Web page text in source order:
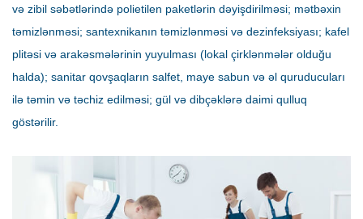
və zibil səbətlərində polietilen paketlərin dəyişdirilməsi; mətbəxin
təmizlənməsi; santexnikanın təmizlənməsi və dezinfeksiyası; kafel
plitəsi və arakəsmələrinin yuyulması (lokal çirklənmələr olduğu
halda); sanitar qovşaqların salfet, maye sabun və əl quruducuları
ilə təmin və təchiz edilməsi; gül və dibçəklərə daimi qulluq
göstərilir.